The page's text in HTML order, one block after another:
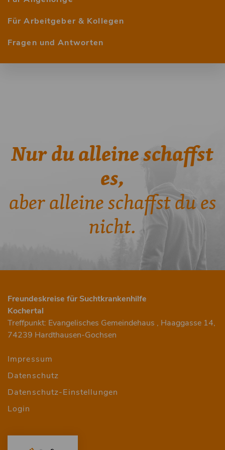
Für Arbeitgeber & Kollegen
Fragen und Antworten
Nur du alleine schaffst
es,
aber alleine schaffst du es
nicht.
Freundeskreise für Suchtkrankenhilfe
Kochertal
Treffpunkt: Evangelisches Gemeindehaus , Haaggasse 14,
74239 Hardthausen-Gochsen
Menu
Fusszeile
HvO
Impressum
Datenschutz
Datenschutz-Einstellungen
Login